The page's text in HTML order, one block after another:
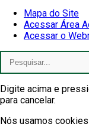
Mapa do Site
Acessar Área
Acessar o
Digite acima e
para cancelar.
Nós usamos